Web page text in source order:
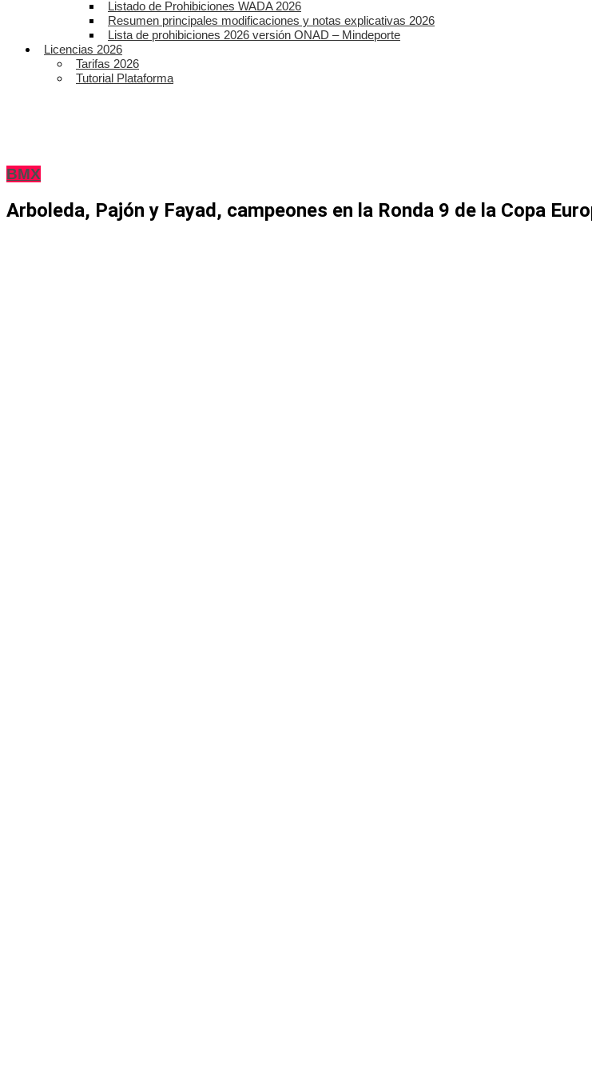
Listado de Prohibiciones WADA 2026
Resumen principales modificaciones y notas explicativas 2026
Lista de prohibiciones 2026 versión ONAD – Mindeporte
Licencias 2026
Tarifas 2026
Tutorial Plataforma
BMX
Arboleda, Pajón y Fayad, campeones en la Ronda 9 de la Copa